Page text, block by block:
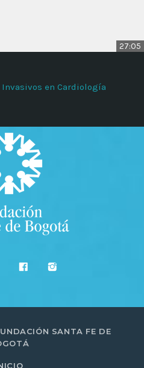
27:05
en Cardiología
SANTA FE DE